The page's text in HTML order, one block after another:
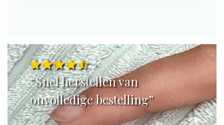
“Snel herstellen van
onvolledige bestelling”